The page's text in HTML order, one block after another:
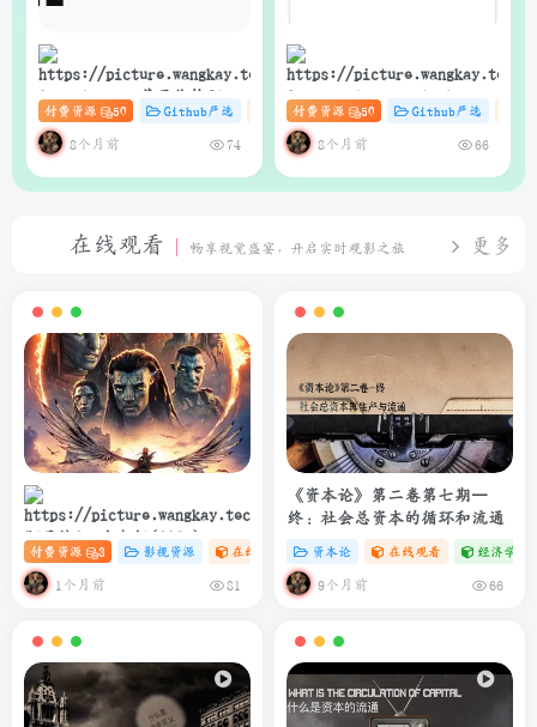
QuantAgent：基于价格驱动
的多智能体 LLM 高频交易分
析系统
付费资源 50 Github严选 杂货铺 # zibll # C # AI
8个月前 74
Stacks：Anna’s Archive
电子书快速下载的轻量级管
理器（支持Web界面与API）
付费资源 50 Github严选
8个月前 66
在线观看 畅享视觉盛宴，开启实时观影之旅 更多
阿凡达3：火与烬(2025)
4K+1080P 中英双字 夸克&度盘
&迅雷下载
付费资源 3 影视资源 在线观看 # 4K # 电影
1个月前 81
《资本论》第二卷第七期—
终：社会总资本的循环和流通
资本论 在线观看 经济学专
9个月前 66